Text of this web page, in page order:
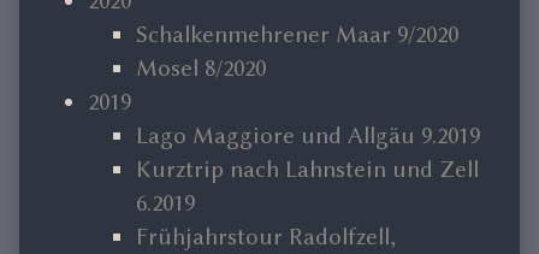
Schalkenmehrener Maar 9/2020
Mosel 8/2020
2019
Lago Maggiore und Allgäu 9.2019
Kurztrip nach Lahnstein und Zell
6.2019
Frühjahrstour Radolfzell,